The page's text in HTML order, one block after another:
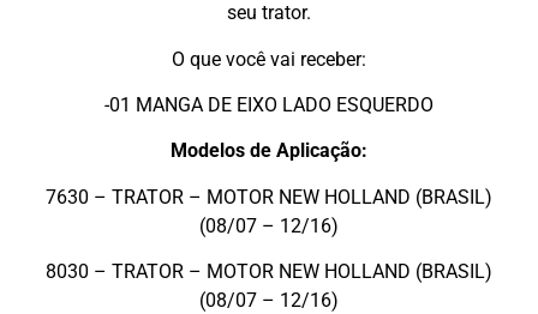
seu trator.
O que você vai receber:
-01 MANGA DE EIXO LADO ESQUERDO
Modelos de Aplicação:
7630 – TRATOR – MOTOR NEW HOLLAND (BRASIL)
(08/07 – 12/16)
8030 – TRATOR – MOTOR NEW HOLLAND (BRASIL)
(08/07 – 12/16)